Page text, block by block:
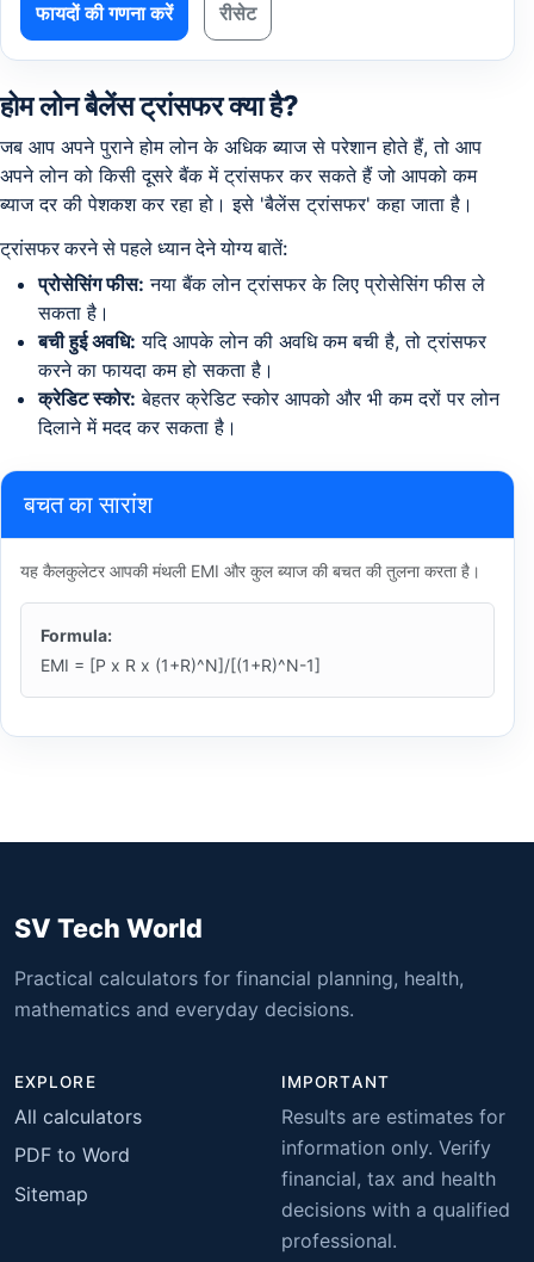
फायदों की गणना करें रीसेट
होम लोन बैलेंस ट्रांसफर क्या है?
जब आप अपने पुराने होम लोन के अधिक ब्याज से परेशान होते हैं, तो आप
अपने लोन को किसी दूसरे बैंक में ट्रांसफर कर सकते हैं जो आपको कम
ब्याज दर की पेशकश कर रहा हो। इसे 'बैलेंस ट्रांसफर' कहा जाता है।
ट्रांसफर करने से पहले ध्यान देने योग्य बातें:
प्रोसेसिंग फीस: नया बैंक लोन ट्रांसफर के लिए प्रोसेसिंग फीस ले
सकता है।
बची हुई अवधि: यदि आपके लोन की अवधि कम बची है, तो ट्रांसफर
करने का फायदा कम हो सकता है।
क्रेडिट स्कोर: बेहतर क्रेडिट स्कोर आपको और भी कम दरों पर लोन
दिलाने में मदद कर सकता है।
बचत का सारांश
यह कैलकुलेटर आपकी मंथली EMI और कुल ब्याज की बचत की तुलना करता है।
Formula:
EMI = [P x R x (1+R)^N]/[(1+R)^N-1]
SV Tech World
Practical calculators for financial planning, health,
mathematics and everyday decisions.
EXPLORE
All calculators
PDF to Word
Sitemap
IMPORTANT
Results are estimates for
information only. Verify
financial, tax and health
decisions with a qualified
professional.